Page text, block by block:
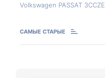
Volkswagen PASSAT 3CCZE
САМЫЕ СТАРЫЕ